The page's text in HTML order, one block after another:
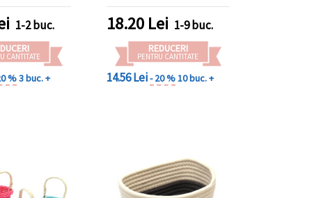
1-2 buc.
CANTITATE
%3 buc. +
18.20Lei 1-9 buc.
REDUCERI
PENTRU CANTITATE
14.56 Lei- 20 %10 buc. +